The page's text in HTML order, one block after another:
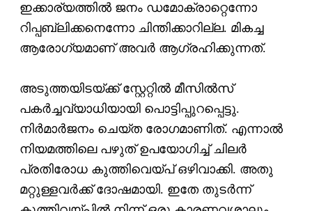
ഇക്കാര്യത്തില്‍ ജനം ഡമോക്രാറ്റെന്നോ
റിപ്പബ്ലിക്കനെന്നോ ചിന്തിക്കാറില്ല. മികച്ച
ആരോഗ്യമാണ് അവര്‍ ആഗ്രഹിക്കുന്നത്.
അടുത്തയിടയ്ക്ക് സ്റ്റേറ്റില്‍ മീസില്‍സ്
പകര്‍ച്ചവ്യാധിയായി പൊട്ടിപ്പുറപ്പെട്ടു.
നിര്‍മാര്‍ജനം ചെയ്ത രോഗമാണിത്. എന്നാല്‍
നിയമത്തിലെ പഴുത് ഉപയോഗിച്ച് ചിലര്‍
പ്രതിരോധ കുത്തിവെയ്പ് ഒഴിവാക്കി. അതു
മറ്റുള്ളവര്‍ക്ക് ദോഷമായി. ഇതേ തുടര്‍ന്ന്